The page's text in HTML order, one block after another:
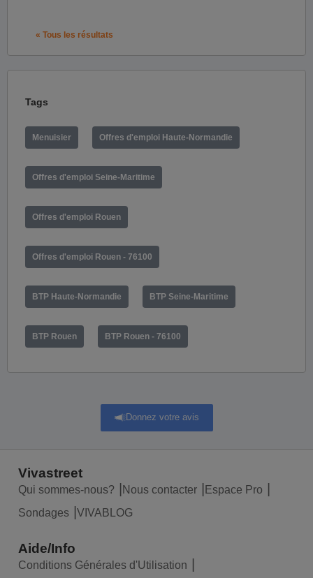
« Tous les résultats
Tags
Menuisier Offres d'emploi Haute-Normandie
Offres d'emploi Seine-Maritime
Offres d'emploi Rouen
Offres d'emploi Rouen - 76100
BTP Haute-Normandie BTP Seine-Maritime
BTP Rouen BTP Rouen - 76100
Donnez votre avis
Vivastreet
Qui sommes-nous? Nous contacter
Espace Pro
Sondages
VIVABLOG
Aide/Info
Conditions Générales d'Utilisation